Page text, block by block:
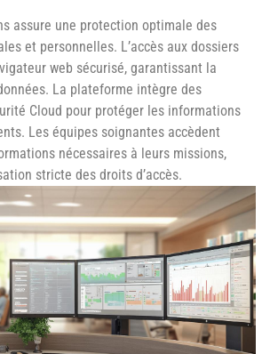
assure une protection optimale des
et personnelles. L’accès aux dossiers
web sécurisé, garantissant la
La plateforme intègre des
Cloud pour protéger les informations
Les équipes soignantes accèdent
nécessaires à leurs missions,
stricte des droits d’accès.